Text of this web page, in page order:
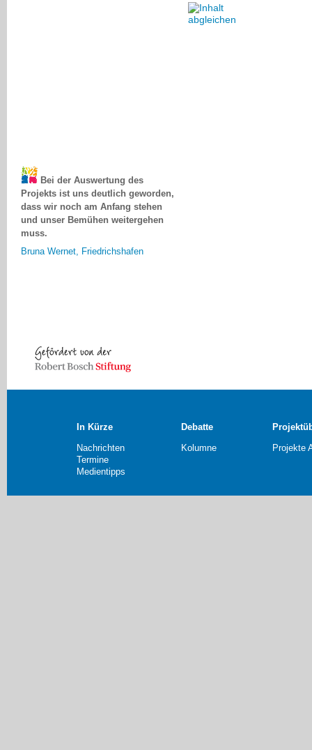
Projekts ist uns deutlich geworden,
dass wir noch am Anfang stehen
und unser Bemühen weitergehen
muss.
In Kürze
Nachrichten
Termine
Medientipps
Debatte
Kolumne
Projekte